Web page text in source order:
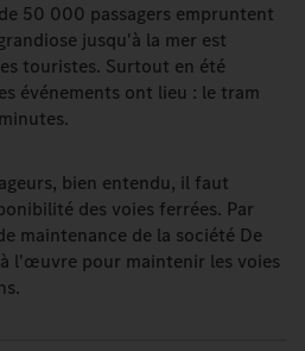
50 000 passagers empruntent
jusqu'à la mer est
touristes. Surtout en été
événements ont lieu : le tram
bien entendu, il faut
des voies ferrées. Par
maintenance de la société De
l'œuvre pour maintenir les voies